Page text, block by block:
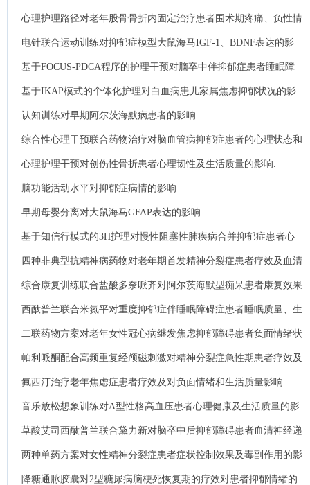
抑郁症状患者血糖控制及心肌功能的影响.
心理护理路径对老年股骨骨折内固定治疗患者围术期疼痛、负性情
绪及术后康复的影响.
电针联合运动训练对抑郁症模型大鼠海马IGF-1、BDNF表达的影
响.
基于FOCUS-PDCA程序的护理干预对脑卒中伴抑郁症患者睡眠障
碍及生活质量的影响.
基于IKAP模式的个体化护理对白血病患儿家属焦虑抑郁状况的影
响.
认知训练对早期阿尔茨海默病患者的影响.
综合性心理干预联合药物治疗对脑血管病抑郁症患者的心理状态和
生活质量的影响.
心理护理干预对创伤性骨折患者心理韧性及生活质量的影响.
脑功能活动水平对抑郁症病情的影响.
早期母婴分离对大鼠海马GFAP表达的影响.
基于知信行模式的3H护理对慢性阻塞性肺疾病合并抑郁症患者心
理状态及生活质量的影响.
四种非典型抗精神病药物对老年期首发精神分裂症患者疗效及血清
心肌酶谱及IL-13、TNF-α的影响.
综合康复训练联合盐酸多奈哌齐对阿尔茨海默型痴呆患者康复效果
及事件相关电位的影响.
西酞普兰联合米氮平对重度抑郁症伴睡眠障碍症患者睡眠质量、生
活质量及氧化应激水平的影响.
二联药物方案对老年女性冠心病继发焦虑抑郁障碍患者负面情绪状
态、实验室指标及心血管事件风险影响.
帕利哌酮配合高频重复经颅磁刺激对精神分裂症急性期患者疗效及
脑灰质变化的影响.
氟西汀治疗老年焦虑症患者疗效及对负面情绪和生活质量影响.
音乐放松想象训练对A型性格高血压患者心理健康及生活质量的影
响研究.
草酸艾司西酞普兰联合黛力新对脑卒中后抑郁障碍患者血清神经递
质的影响研究.
两种单药方案对女性精神分裂症患者症状控制效果及毒副作用的影
响.
降糖通脉胶囊对2型糖尿病脑梗死恢复期的疗效对患者抑郁情绪的